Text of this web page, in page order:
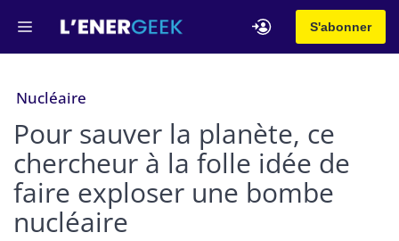
contenu
S'abonner
Menu
Nucléaire
Pour sauver la planète, ce
chercheur à la folle idée de
faire exploser une bombe
nucléaire